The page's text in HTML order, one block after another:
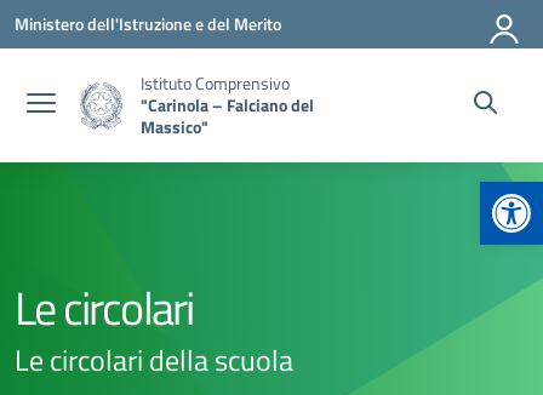
Vai ai contenuti
Vai al menu di navigazione
Vai al footer
Ministero dell'Istruzione e del Merito
Istituto Comprensivo
"Carinola – Falciano del
Massico"
Le circolari
Le circolari della scuola